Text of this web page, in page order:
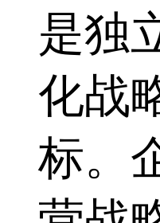
是独
化战
标。